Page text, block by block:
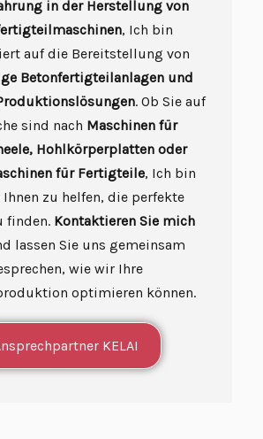
in der Herstellung von
, Ich bin
auf die Bereitstellung von
Betonfertigteilanlagen und
. Ob Sie auf
sind nach Maschinen für
Hohlkörperplatten oder
für Fertigteile, Ich bin
zu helfen, die perfekte
finden. Kontaktieren Sie mich
lassen Sie uns gemeinsam
wie wir Ihre
optimieren können.
KELAI